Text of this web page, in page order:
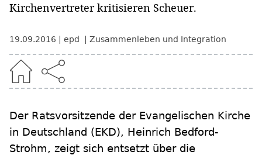
Kirchenvertreter kritisieren Scheuer.
19.09.2016 epd Zusammenleben und Integration
Der Ratsvorsitzende der Evangelischen Kirche
in Deutschland (EKD), Heinrich Bedford-
Strohm, zeigt sich entsetzt über die